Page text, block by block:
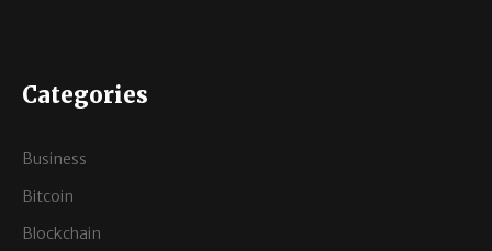
Categories
Business
Bitcoin
Blockchain